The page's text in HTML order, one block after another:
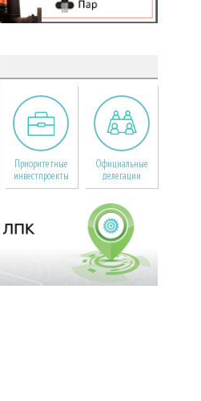
Приоритетные
инвестпроекты
Официальные
делегации